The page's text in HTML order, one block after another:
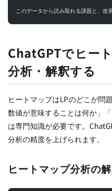
このデータから読み取れる課題と、改
ChatGPTでヒー
分析・解釈する
ヒートマップはLPのどこが問
数値が意味することは何か」
は専門知識が必要です。
分析の精度を上げられます。
ヒートマップ分析の